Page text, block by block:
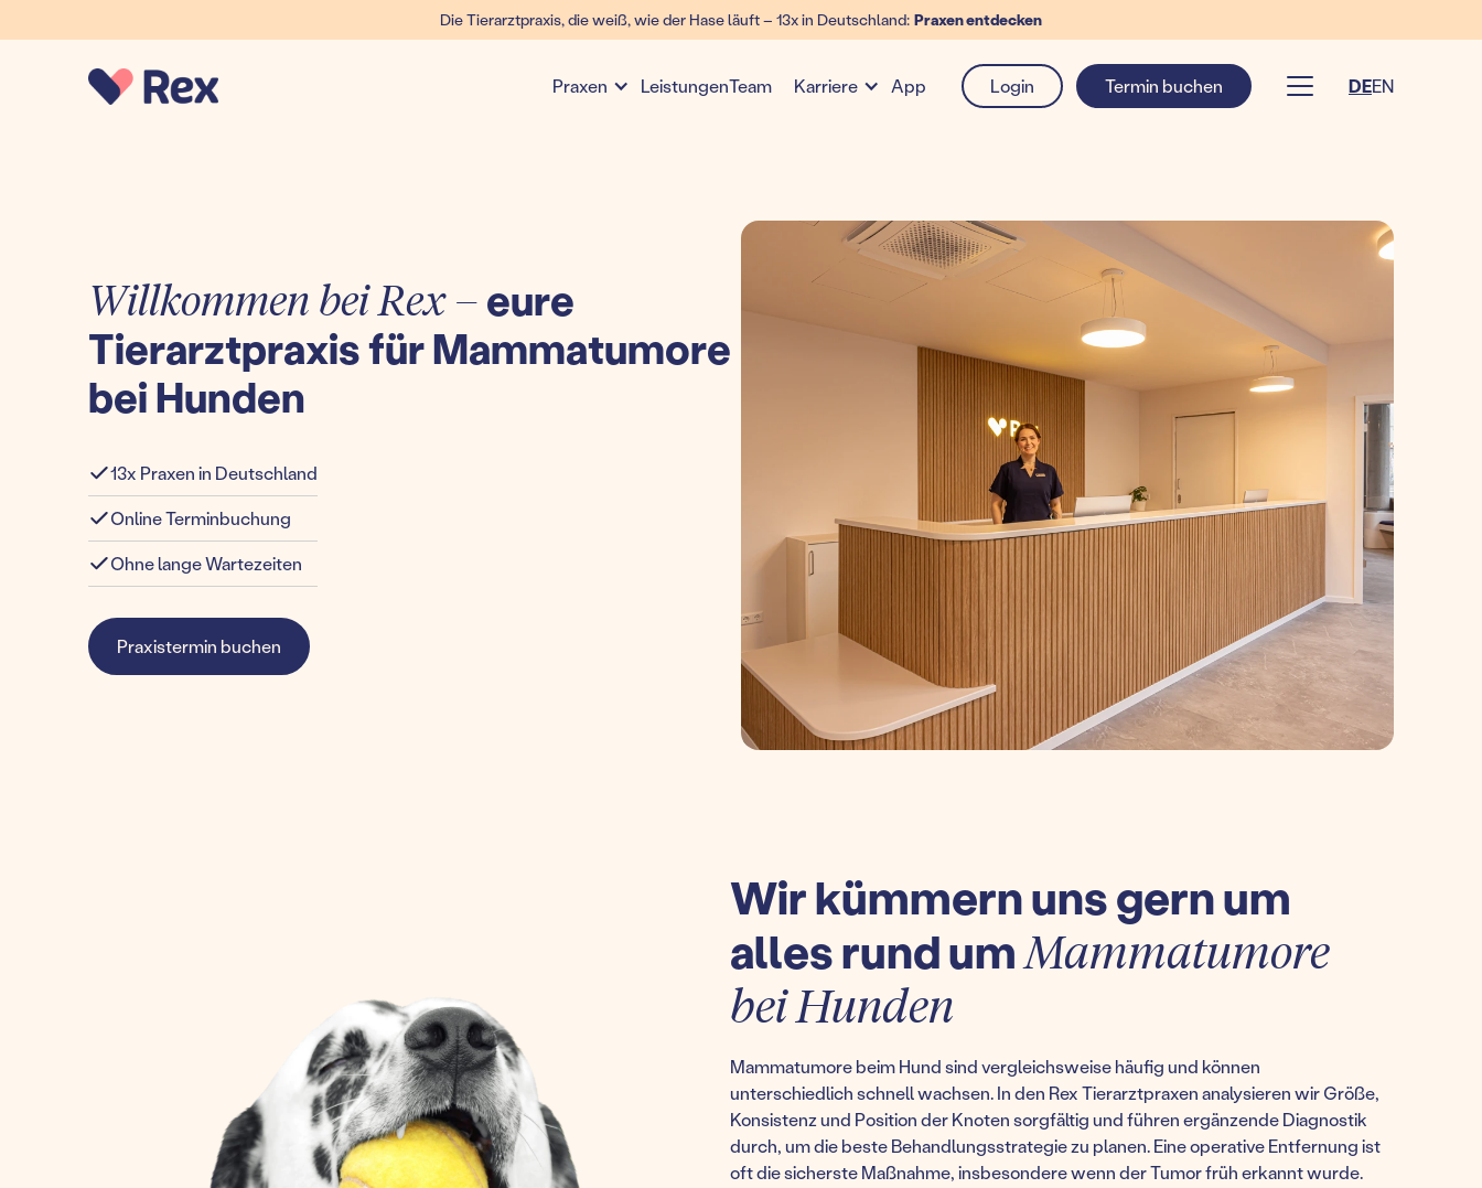
Die Tierarztpraxis, die weiß, wie der Hase läuft – 13x in Deutschland: Praxen entdecken
Praxen LeistungenTeam Karriere App Login Termin buchen DEEN
Willkommen bei Rex –eure
Tierarztpraxis für Mammatumore
bei Hunden
13x Praxen in Deutschland
Online Terminbuchung
Ohne lange Wartezeiten
Praxistermin buchen
Wir kümmern uns gern um
alles rund um Mammatumore
bei Hunden
Mammatumore beim Hund sind vergleichsweise häufig und können
unterschiedlich schnell wachsen. In den Rex Tierarztpraxen analysieren wir Größe,
Konsistenz und Position der Knoten sorgfältig und führen ergänzende Diagnostik
durch, um die beste Behandlungsstrategie zu planen. Eine operative Entfernung ist
oft die sicherste Maßnahme, insbesondere wenn der Tumor früh erkannt wurde.